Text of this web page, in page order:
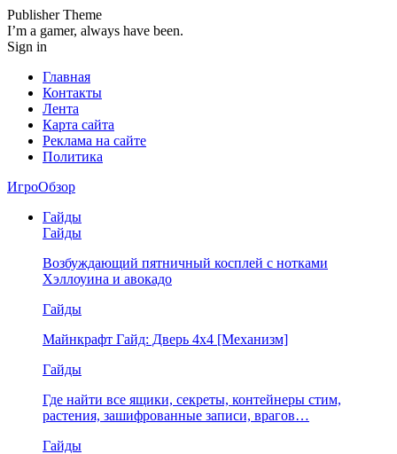
Publisher Theme
I’m a gamer, always have been.
Sign in
Главная
Контакты
Лента
Карта сайта
Реклама на сайте
Политика
ИгроОбзор
Гайды
Гайды
Возбуждающий пятничный косплей с нотками
Хэллоуина и авокадо
Гайды
Майнкрафт Гайд: Дверь 4х4 [Механизм]
Гайды
Где найти все ящики, секреты, контейнеры стим,
растения, зашифрованные записи, врагов…
Гайды